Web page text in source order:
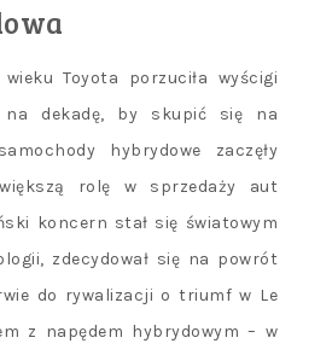
Toyota porzuciła wyścigi
na dekadę, by skupić się na
hybrydowe zaczęły
rolę w sprzedaży aut
koncern stał się światowym
zdecydował się na powrót
do rywalizacji o triumf w Le
z napędem hybrydowym – w